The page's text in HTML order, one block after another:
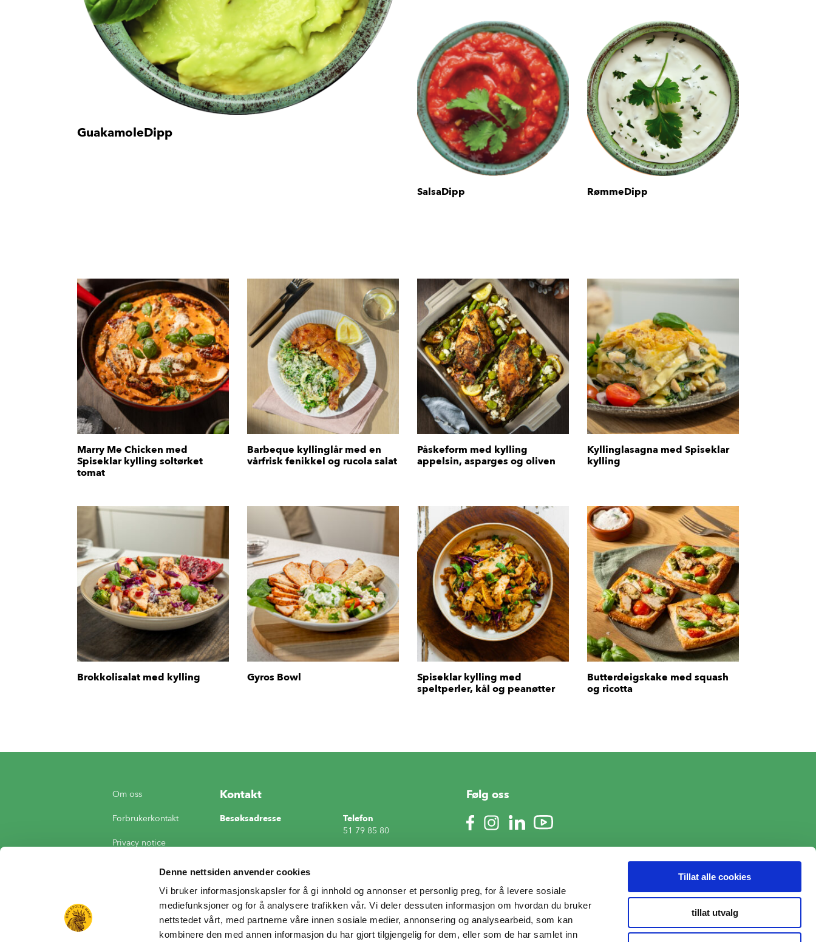
Denne nettsiden anvender cookies
Vi bruker informasjonskapsler for å gi innhold og annonser et personlig preg, for å levere sosiale
mediefunksjoner og for å analysere trafikken vår. Vi deler dessuten informasjon om hvordan du bruker
nettstedet vårt, med partnerne våre innen sosiale medier, annonsering og analysearbeid, som kan
kombinere den med annen informasjon du har gjort tilgjengelig for dem, eller som de har samlet inn
Tillat alle cookies
tillat utvalg
GuakamoleDipp
SalsaDipp RømmeDipp
Marry Me Chicken med
Spiseklar kylling soltørket
tomat
Barbeque kyllinglår med en
vårfrisk fenikkel og rucola salat
Påskeform med kylling
appelsin, asparges og oliven
Kyllinglasagna med Spiseklar
kylling
Brokkolisalat med kylling Gyros Bowl
Spiseklar kylling med
speltperler, kål og peanøtter
Butterdeigskake med squash
og ricotta
Om oss
Forbrukerkontakt
Privacy notice
#23408 (ingen tittel)
Kontakt
Besøksadresse
Telefon
51 79 85 80
Næringsvegen 23,
Endre innstillinger for
informasjonskapsler
matlyst@denstoltehane.no
HR-relaterte henvendelser;
@denstoltehane.no
Følg oss